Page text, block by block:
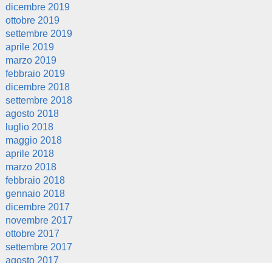
dicembre 2019
ottobre 2019
settembre 2019
aprile 2019
marzo 2019
febbraio 2019
dicembre 2018
settembre 2018
agosto 2018
luglio 2018
maggio 2018
aprile 2018
marzo 2018
febbraio 2018
gennaio 2018
dicembre 2017
novembre 2017
ottobre 2017
settembre 2017
agosto 2017